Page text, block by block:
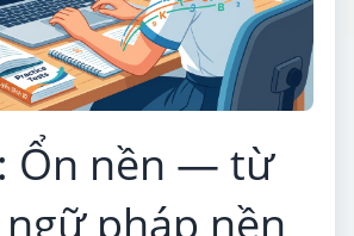
Ổn nền — từ
pháp nền